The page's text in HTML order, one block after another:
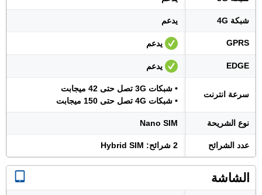
شبكة 4G يدعم
GPRS يدعم
EDGE يدعم
سرعة انترنت
• شبكات 3G تصل حتى 42 ميجابت
• شبكات 4G تصل حتى 150 ميجابت
نوع الشريحة Nano SIM
عدد الشرائح 2 شرائح: Hybrid SIM
الشاشة